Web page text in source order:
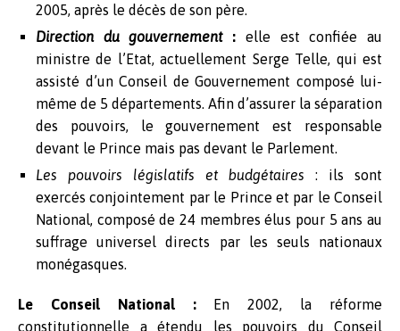
2005, après le décès de son père.
Direction du gouvernement : elle est confiée au
ministre de l’Etat, actuellement Serge Telle, qui est
assisté d’un Conseil de Gouvernement composé lui-
même de 5 départements. Afin d’assurer la séparation
des pouvoirs, le gouvernement est responsable
devant le Prince mais pas devant le Parlement.
Les pouvoirs législatifs et budgétaires : ils sont
exercés conjointement par le Prince et par le Conseil
National, composé de 24 membres élus pour 5 ans au
suffrage universel directs par les seuls nationaux
monégasques.
Le Conseil National :En 2002, la réforme
constitutionnelle a étendu les pouvoirs du Conseil